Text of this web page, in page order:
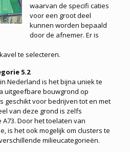
waarvan de specifi caties
voor een groot deel
kunnen worden bepaald
door de afnemer. Er is
te selecteren.
5.2
Nederland is het bijna uniek te
uitgeefbare bouwgrond op
geschikt voor bedrijven tot en met
van deze grond is zelfs
Door het toelaten van
is het ook mogelijk om clusters te
milieucategorieën.